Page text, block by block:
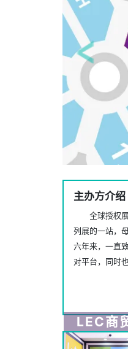
主办方介绍
全球授权
列展的一站，
六年来，一直
对平台，同时
LEC商